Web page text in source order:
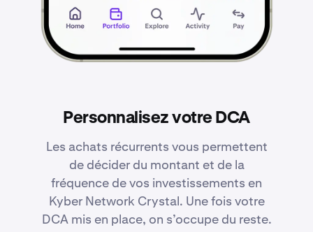
Personnalisez votre DCA
Les achats récurrents vous permettent
de décider du montant et de la
fréquence de vos investissements en
Kyber Network Crystal. Une fois votre
DCA mis en place, on s’occupe du reste.